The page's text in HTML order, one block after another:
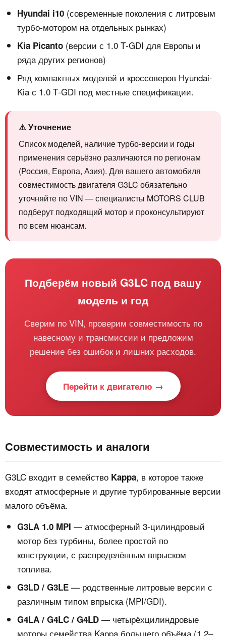
Hyundai i10 (современные поколения с литровым
турбо‑мотором на отдельных рынках)
Kia Picanto (версии с 1.0 T‑GDI для Европы и
ряда других регионов)
Ряд компактных моделей и кроссоверов Hyundai-
Kia с 1.0 T‑GDI под местные спецификации.
⚠️ Уточнение
Список моделей, наличие турбо‑версии и годы
применения серьёзно различаются по регионам
(Россия, Европа, Азия). Для вашего автомобиля
совместимость двигателя G3LC обязательно
уточняйте по VIN — специалисты MOTORS CLUB
подберут подходящий мотор и проконсультируют
по всем нюансам.
Подберём новый G3LC под вашу
модель и год
Сверим по VIN, проверим совместимость по
навесному и трансмиссии и предложим
решение без ошибок и лишних расходов.
Перейти к двигателю →
Совместимость и аналоги
G3LC входит в семейство Kappa, в которое также
входят атмосферные и другие турбированные версии
малого объёма.
G3LA 1.0 MPI — атмосферный 3‑цилиндровый
мотор без турбины, более простой по
конструкции, с распределённым впрыском
топлива.
G3LD / G3LE — родственные литровые версии с
различным типом впрыска (MPI/GDI).
G4LA / G4LC / G4LD — четырёхцилиндровые
моторы семейства Kappa большего объёма (1.2–